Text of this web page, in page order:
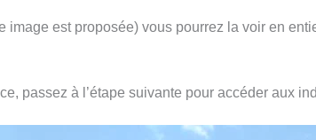
image est proposée) vous pourrez la voir en
passez à l’étape suivante pour accéder aux